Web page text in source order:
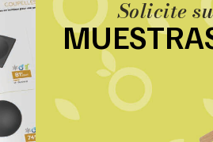
Solicite